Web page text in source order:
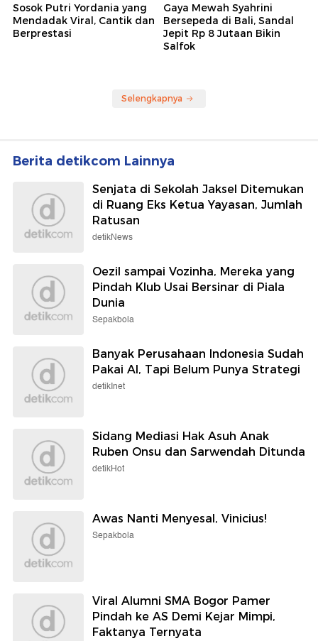
Sosok Putri Yordania yang
Mendadak Viral, Cantik dan
Berprestasi
Gaya Mewah Syahrini
Bersepeda di Bali, Sandal
Jepit Rp 8 Jutaan Bikin
Salfok
Selengkapnya
Berita detikcom Lainnya
Senjata di Sekolah Jaksel Ditemukan
di Ruang Eks Ketua Yayasan, Jumlah
Ratusan
detikNews
Oezil sampai Vozinha, Mereka yang
Pindah Klub Usai Bersinar di Piala
Dunia
Sepakbola
Banyak Perusahaan Indonesia Sudah
Pakai AI, Tapi Belum Punya Strategi
detikInet
Sidang Mediasi Hak Asuh Anak
Ruben Onsu dan Sarwendah Ditunda
detikHot
Awas Nanti Menyesal, Vinicius!
Sepakbola
Viral Alumni SMA Bogor Pamer
Pindah ke AS Demi Kejar Mimpi,
Faktanya Ternyata